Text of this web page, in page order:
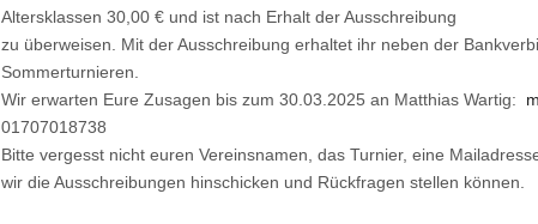
Altersklassen 30,00 € und ist nach Erhalt der Ausschreibung
zu überweisen. Mit der Ausschreibung erhaltet ihr neben der
Sommerturnieren.
Wir erwarten Eure Zusagen bis zum 30.03.2025 an Matthias Wartig:
01707018738
Bitte vergesst nicht euren Vereinsnamen, das Turnier, eine
wir die Ausschreibungen hinschicken und Rückfragen stellen können.